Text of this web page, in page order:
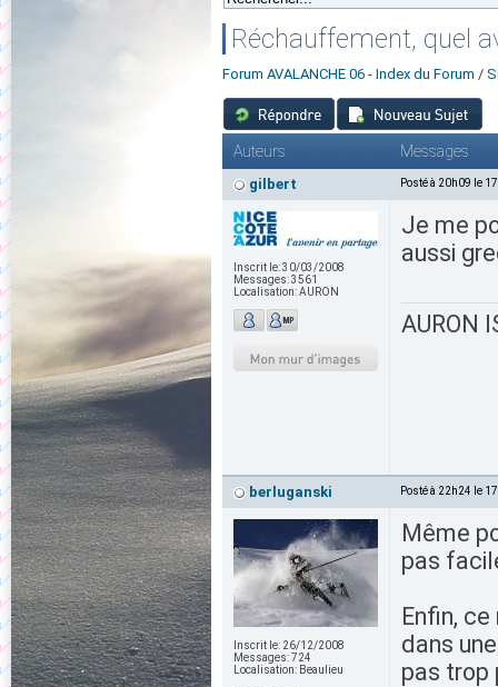
Réchauffement, quel
Forum AVALANCHE 06 - Index du Forum /
Auteurs Messages
gilbert Posté à 20h09 le
Inscrit le:30/03/2008
Messages:3561
Localisation:AURON
Je me
aussi
AURON
berluganski Posté à 22h24 le
Inscrit le: 26/12/2008
Messages:724
Localisation: Beaulieu
Même
pas
Enfin,
dans
pas trop